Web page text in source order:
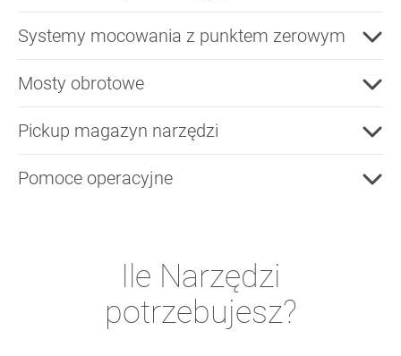
Systemy mocowania z punktem zerowym
Mosty obrotowe
Pickup magazyn narzędzi
Pomoce operacyjne
Ile Narzędzi
potrzebujesz?